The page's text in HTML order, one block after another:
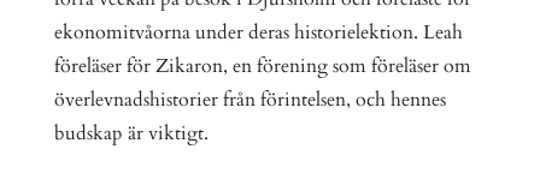
ekonomitvåorna under deras historielektion. Leah
föreläser för Zikaron, en förening som föreläser om
överlevnadshistorier från förintelsen, och hennes
budskap är viktigt.